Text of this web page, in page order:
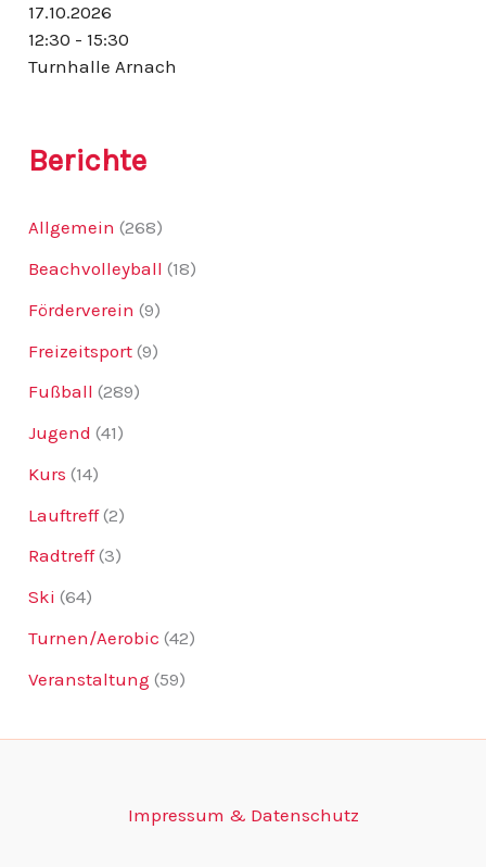
c
h
17.10.2026
12:30 - 15:30
Turnhalle Arnach
Berichte
Allgemein (268)
Beachvolleyball (18)
Förderverein (9)
Freizeitsport (9)
Fußball (289)
Jugend (41)
Kurs (14)
Lauftreff(2)
Radtreff(3)
Ski (64)
Turnen/Aerobic (42)
Veranstaltung (59)
Impressum & Datenschutz